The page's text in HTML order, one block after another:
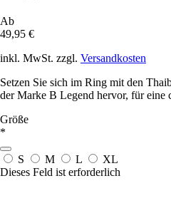
Ab
49,95 €
inkl. MwSt. zzgl. Versandkosten
Setzen Sie sich im Ring mit den
der Marke B Legend hervor, für eine
Größe
*
S M L
XL
Dieses Feld ist erforderlich